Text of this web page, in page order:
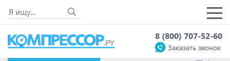
8 (800) 707-52-60
Заказать звонок